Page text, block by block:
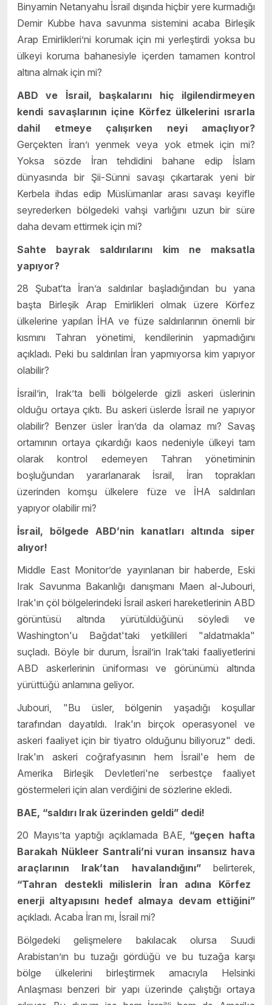
Binyamin Netanyahu İsrail dışında hiçbir yere kurmadığı
Demir Kubbe hava savunma sistemini acaba Birleşik
Arap Emirlikleri’ni korumak için mi yerleştirdi yoksa bu
ülkeyi koruma bahanesiyle içerden tamamen kontrol
altına almak için mi?
ABD ve İsrail, başkalarını hiç ilgilendirmeyen
kendi savaşlarının içine Körfez ülkelerini ısrarla
dahil etmeye çalışırken neyi amaçlıyor?
Gerçekten İran’ı yenmek veya yok etmek için mi?
Yoksa sözde İran tehdidini bahane edip İslam
dünyasında bir Şii-Sünni savaşı çıkartarak yeni bir
Kerbela ihdas edip Müslümanlar arası savaşı keyifle
seyrederken bölgedeki vahşi varlığını uzun bir süre
daha devam ettirmek için mi?
Sahte bayrak saldırılarını kim ne maksatla
yapıyor?
28 Şubat‘ta İran’a saldırılar başladığından bu yana
başta Birleşik Arap Emirlikleri olmak üzere Körfez
ülkelerine yapılan İHA ve füze saldırılarının önemli bir
kısmını Tahran yönetimi, kendilerinin yapmadığını
açıkladı. Peki bu saldırıları İran yapmıyorsa kim yapıyor
olabilir?
İsrail’in, Irak’ta belli bölgelerde gizli askeri üslerinin
olduğu ortaya çıktı. Bu askeri üslerde İsrail ne yapıyor
olabilir? Benzer üsler İran’da da olamaz mı? Savaş
ortamının ortaya çıkardığı kaos nedeniyle ülkeyi tam
olarak kontrol edemeyen Tahran yönetiminin
boşluğundan yararlanarak İsrail, İran toprakları
üzerinden komşu ülkelere füze ve İHA saldırıları
yapıyor olabilir mi?
İsrail, bölgede ABD’nin kanatları altında siper
alıyor!
Middle East Monitor’de yayınlanan bir haberde, Eski
Irak Savunma Bakanlığı danışmanı Maen al-Jubouri,
Irak'ın çöl bölgelerindeki İsrail askeri hareketlerinin ABD
görüntüsü altında yürütüldüğünü söyledi ve
Washington'u Bağdat'taki yetkilileri "aldatmakla"
suçladı. Böyle bir durum, İsrail’in Irak‘taki faaliyetlerini
ABD askerlerinin üniforması ve görünümü altında
yürüttüğü anlamına geliyor.
Jubouri, "Bu üsler, bölgenin yaşadığı koşullar
tarafından dayatıldı. Irak'ın birçok operasyonel ve
askeri faaliyet için bir tiyatro olduğunu biliyoruz" dedi.
Irak'ın askeri coğrafyasının hem İsrail'e hem de
Amerika Birleşik Devletleri'ne serbestçe faaliyet
göstermeleri için alan verdiğini de sözlerine ekledi.
BAE, “saldırı Irak üzerinden geldi” dedi!
20 Mayıs’ta yaptığı açıklamada BAE, “geçen hafta
Barakah Nükleer Santrali’ni vuran insansız hava
araçlarının Irak’tan havalandığını” belirterek,
“Tahran destekli milislerin İran adına Körfez
enerji altyapısını hedef almaya devam ettiğini”
açıkladı. Acaba İran mı, İsrail mi?
Bölgedeki gelişmelere bakılacak olursa Suudi
Arabistan’ın bu tuzağı gördüğü ve bu tuzağa karşı
bölge ülkelerini birleştirmek amacıyla Helsinki
Anlaşması benzeri bir yapı üzerinde çalıştığı ortaya